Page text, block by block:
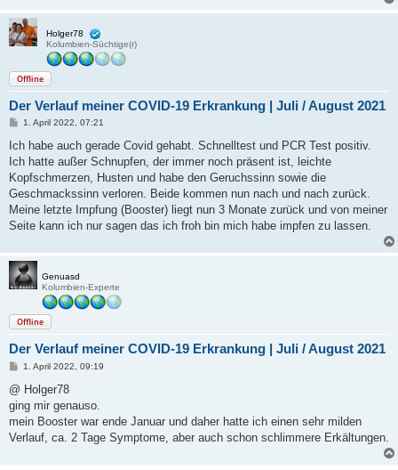
Holger78
Kolumbien-Süchtige(r)
Offline
Der Verlauf meiner COVID-19 Erkrankung | Juli / August 2021
B
i
r
a
g
1. April 2022, 07:21
Ich habe auch gerade Covid gehabt. Schnelltest und PCR Test positiv.
Ich hatte außer Schnupfen, der immer noch präsent ist, leichte
Kopfschmerzen, Husten und habe den Geruchssinn sowie die
Geschmackssinn verloren. Beide kommen nun nach und nach zurück.
Meine letzte Impfung (Booster) liegt nun 3 Monate zurück und von meiner
Seite kann ich nur sagen das ich froh bin mich habe impfen zu lassen.
Genuasd
Kolumbien-Experte
Offline
Der Verlauf meiner COVID-19 Erkrankung | Juli / August 2021
B
i
r
a
1. April 2022, 09:19
@ Holger78
ging mir genauso.
mein Booster war ende Januar und daher hatte ich einen sehr milden
Verlauf, ca. 2 Tage Symptome, aber auch schon schlimmere Erkältungen.